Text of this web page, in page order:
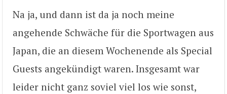
Na ja, und dann ist da ja noch meine
angehende Schwäche für die Sportwagen aus
Japan, die an diesem Wochenende als Special
Guests angekündigt waren. Insgesamt war
leider nicht ganz soviel viel los wie sonst,